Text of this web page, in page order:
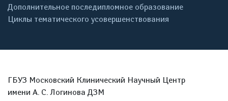
Дополнительное последипломное образование
Циклы тематического усовершенствования
ГБУЗ Московский Клинический Научный Центр
имени А. С. Логинова ДЗМ